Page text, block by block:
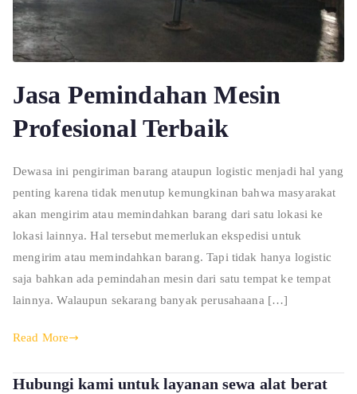
Jasa Pemindahan Mesin
Profesional Terbaik
Dewasa ini pengiriman barang ataupun logistic menjadi hal yang
penting karena tidak menutup kemungkinan bahwa masyarakat
akan mengirim atau memindahkan barang dari satu lokasi ke
lokasi lainnya. Hal tersebut memerlukan ekspedisi untuk
mengirim atau memindahkan barang. Tapi tidak hanya logistic
saja bahkan ada pemindahan mesin dari satu tempat ke tempat
lainnya. Walaupun sekarang banyak perusahaana […]
Read More
Hubungi kami untuk layanan sewa alat berat